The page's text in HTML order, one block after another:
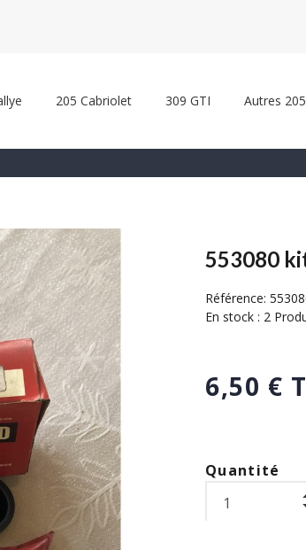
205 Cabriolet 309 GTI Autres 205
553080
Référence:
En stock : 2
6,50 €
Quantité